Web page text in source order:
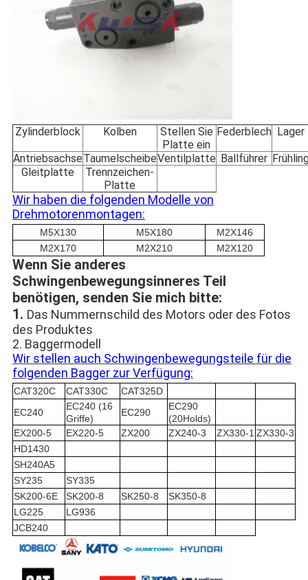
Zylinderblock Kolben
Stellen Sie
Platte ein
Federblech Lager
AntriebsachseTaumelscheibeVentilplatte Ballführer
Gleitplatte
Trennzeichen-
Platte
Wir haben die folgenden Modelle von
Drehmotorenmontagen:
M5X130 M5X180
M2X146
M2X170
M2X210 M2X120
Wenn Sie anderes
Schwingenbewegungsinneres Teil
benötigen, senden Sie mich bitte:
1. Das Nummernschild des Motors oder des Fotos
des Produktes
2. Baggermodell
Wir stellen auch Schwingenbewegungsteile für die
folgenden Bagger zur Verfügung:
CAT320C CAT330C
CAT325D
EC240
EC240 (16
Griffe)
EC290
EC290
(20Holds)
EX200-5
EX220-5 ZX200 ZX240-3 ZX330-1 ZX330-3
HD1430
SH240A5
SY235
SY335
SK200-6E
SK200-8 SK250-8
SK350-8
LG225
LG936
JCB240